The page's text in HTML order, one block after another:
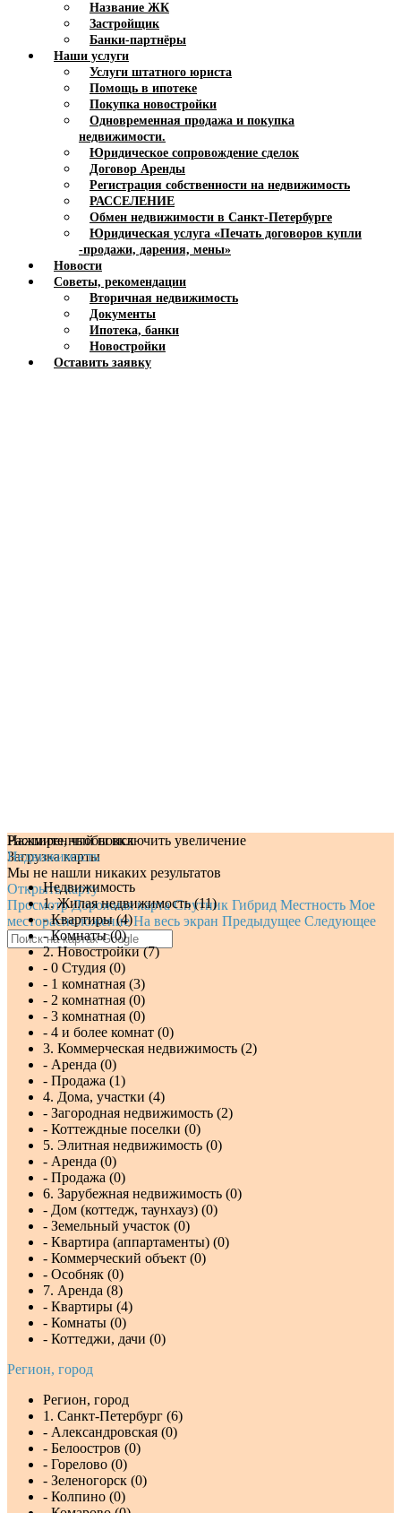
Название ЖК
Застройщик
Банки-партнёры
Наши услуги
Услуги штатного юриста
Помощь в ипотеке
Покупка новостройки
Одновременная продажа и покупка
недвижимости.
Юридическое сопровождение сделок
Договор Аренды
Регистрация собственности на недвижимость
РАССЕЛЕНИЕ
Обмен недвижимости в Санкт-Петербурге
Юридическая услуга «Печать договоров купли
-продажи, дарения, мены»
Новости
Советы, рекомендации
Вторичная недвижимость
Документы
Ипотека, банки
Новостройки
Оставить заявку
Нажмите, чтобы включить увеличение
Загрузка карты
Мы не нашли никаких результатов
Открыть карту
Просмотр Дорожная карта Спутник Гибрид Местность Мое
месторасположение На весь экран Предыдущее Следующее
Расширенный поиск
Недвижимость
Недвижимость
1. Жилая недвижимость (11)
- Квартиры (4)
- Комнаты (0)
2. Новостройки (7)
- 0 Студия (0)
- 1 комнатная (3)
- 2 комнатная (0)
- 3 комнатная (0)
- 4 и более комнат (0)
3. Коммерческая недвижимость (2)
- Аренда (0)
- Продажа (1)
4. Дома, участки (4)
- Загородная недвижимость (2)
- Коттеждные поселки (0)
5. Элитная недвижимость (0)
- Аренда (0)
- Продажа (0)
6. Зарубежная недвижимость (0)
- Дом (коттедж, таунхауз) (0)
- Земельный участок (0)
- Квартира (аппартаменты) (0)
- Коммерческий объект (0)
- Особняк (0)
7. Аренда (8)
- Квартиры (4)
- Комнаты (0)
- Коттеджи, дачи (0)
Регион, город
Регион, город
1. Санкт-Петербург (6)
- Александровская (0)
- Белоостров (0)
- Горелово (0)
- Зеленогорск (0)
- Колпино (0)